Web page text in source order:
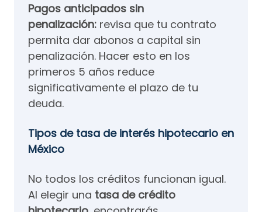
Pagos anticipados sin
penalización: revisa que tu contrato
permita dar abonos a capital sin
penalización. Hacer esto en los
primeros 5 años reduce
significativamente el plazo de tu
deuda.
Tipos de tasa de interés hipotecario en
México
No todos los créditos funcionan igual.
Al elegir una tasa de crédito